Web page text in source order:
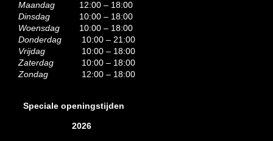
Maandag
12:00 – 18:00
Dinsdag
10:00 – 18:00
Woensdag
10:00 – 18:00
Donderdag
10:00 – 21:00
Vrijdag
10:00 – 18:00
Zaterdag
10:00 – 18:00
Zondag
12:00 – 18:00
Speciale openingstijden
2026